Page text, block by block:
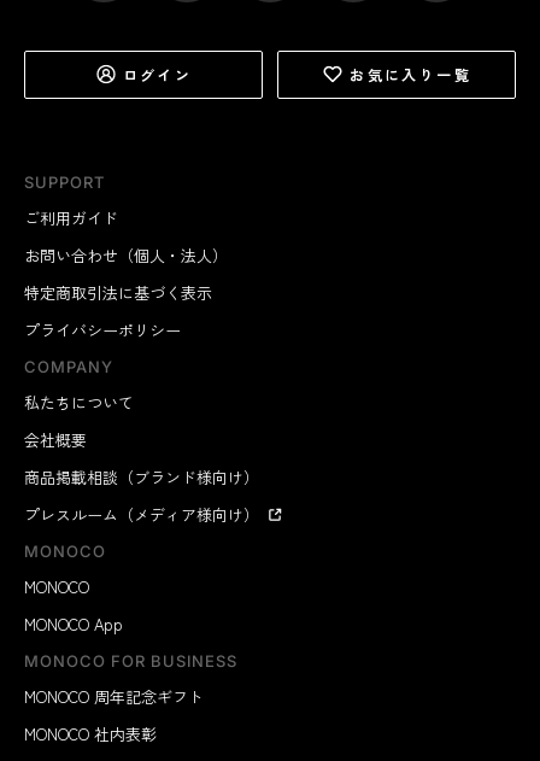
SUPPORT
ご利用ガイド
お問い合わせ（個人・法人）
特定商取引法に基づく表示
プライバシーポリシー
COMPANY
私たちについて
会社概要
商品掲載相談（ブランド様向け）
プレスルーム（メディア様向け）
MONOCO
MONOCO
MONOCO App
MONOCO FOR BUSINESS
MONOCO 周年記念ギフト
MONOCO 社内表彰
ログイン お気に入り一覧